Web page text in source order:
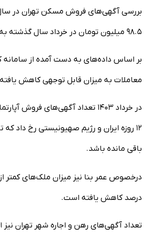
۹۸.۵ میلیون تومان در خرداد سال گذشته به ۱۰۴.۵ میلیون تومان در خرداد سال جاری رسیده که از رشد ۶.۱ درصد حکایت دارد.
بر اساس داده‌های به دست آمده از
معاملات به میزان قابل توجهی کاهش یافته، جنگ ۱۲ روزه نیز در کاهش عرضه و تقاضای مسکن
باقی مانده باشد.
درصد کاهش یافته است.